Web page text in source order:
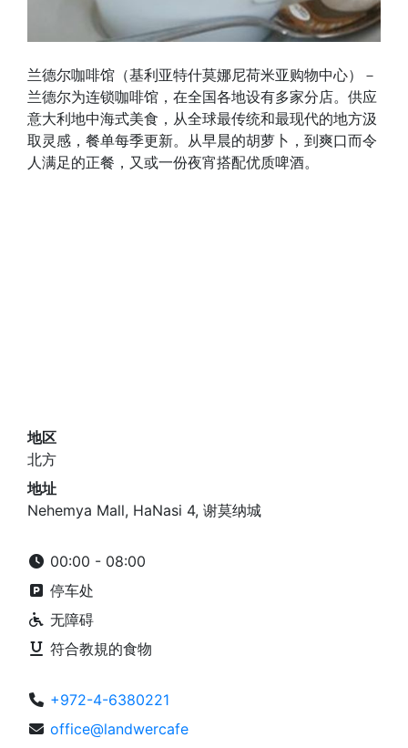
兰德尔咖啡馆（基利亚特什莫娜尼荷米亚购物中心）－
兰德尔为连锁咖啡馆，在全国各地设有多家分店。供应
意大利地中海式美食，从全球最传统和最现代的地方汲
取灵感，餐单每季更新。从早晨的胡萝卜，到爽口而令
人满足的正餐，又或一份夜宵搭配优质啤酒。
地区
北方
地址
Nehemya Mall, HaNasi 4, 谢莫纳城
00:00 - 08:00
停车处
无障碍
符合教規的食物
+972-4-6380221
office@landwercafe